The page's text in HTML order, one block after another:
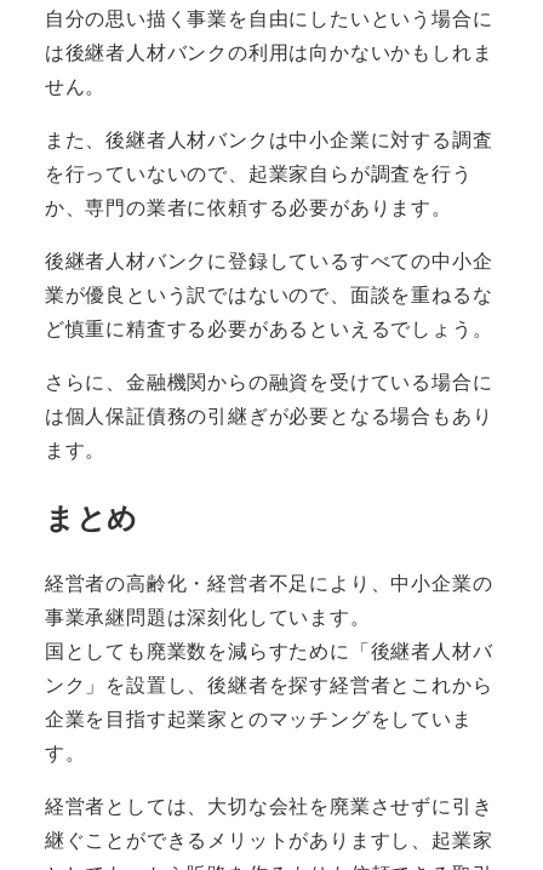
自分の思い描く事業を自由にしたいという場合に
は後継者人材バンクの利用は向かないかもしれま
せん。
また、後継者人材バンクは中小企業に対する調査
を行っていないので、起業家自らが調査を行う
か、専門の業者に依頼する必要があります。
後継者人材バンクに登録しているすべての中小企
業が優良という訳ではないので、面談を重ねるな
ど慎重に精査する必要があるといえるでしょう。
さらに、金融機関からの融資を受けている場合に
は個人保証債務の引継ぎが必要となる場合もあり
ます。
まとめ
経営者の高齢化・経営者不足により、中小企業の
事業承継問題は深刻化しています。
国としても廃業数を減らすために「後継者人材バ
ンク」を設置し、後継者を探す経営者とこれから
企業を目指す起業家とのマッチングをしていま
す。
経営者としては、大切な会社を廃業させずに引き
継ぐことができるメリットがありますし、起業家